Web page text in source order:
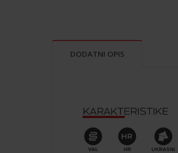
DODATNI OPIS